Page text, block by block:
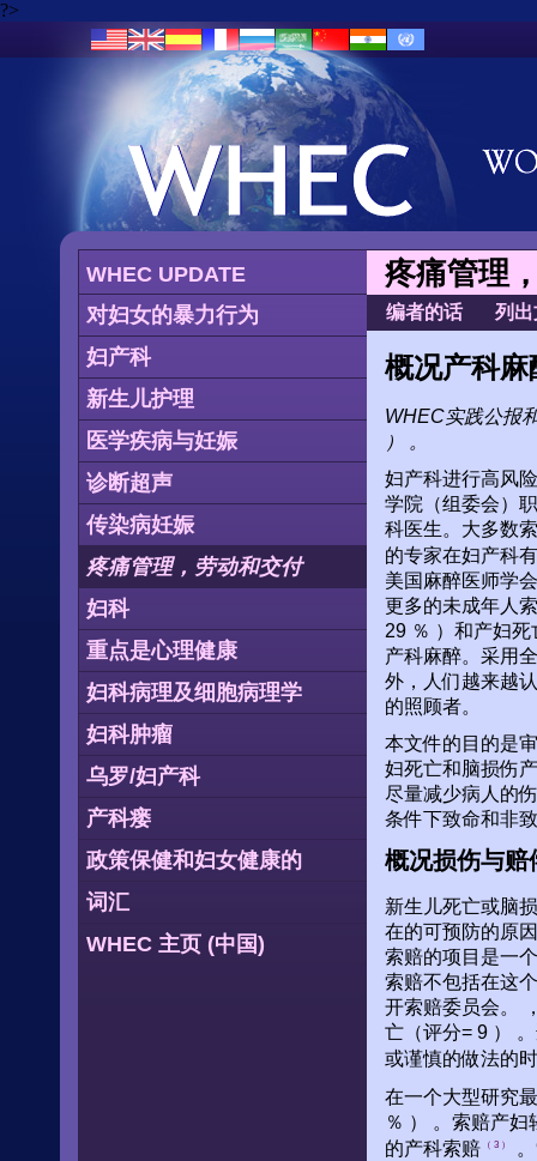
?>
WHEC UPDATE
对妇女的暴力行为
妇产科
新生儿护理
医学疾病与妊娠
诊断超声
传染病妊娠
疼痛管理，劳动和交付
妇科
重点是心理健康
妇科病理及细胞病理学
妇科肿瘤
乌罗/妇产科
产科瘘
政策保健和妇女健康的
词汇
WHEC 主页 (中国)
疼痛管理
编者的话 列
概况产科
WHEC实践公报
） 。
妇产科进行高风
学院（组委会）
科医生。大多数
的专家在妇产科
美国麻醉医师学
更多的未成年人
29 ％ ）和产妇
产科麻醉。采用
外，人们越来越
的照顾者。
本文件的目的是
妇死亡和脑损伤
尽量减少病人的
条件下致命和非
概况损伤与赔
新生儿死亡或脑
在的可预防的原
索赔的项目是一
索赔不包括在这
开索赔委员会。
亡（评分= 9 ）
或谨慎的做法的
在一个大型研究
％ ） 。索赔产
的产科索赔
（ 3 ）